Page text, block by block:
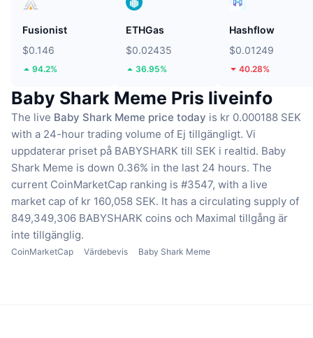
Fusionist
$0.146
94.2%
ETHGas
$0.02435
36.95%
Hashflow
$0.01249
40.28%
Baby Shark Meme Pris liveinfo
The live Baby Shark Meme price today is kr 0.000188 SEK
with a 24-hour trading volume of Ej tillgängligt. Vi
uppdaterar priset på BABYSHARK till SEK i realtid. Baby
Shark Meme is down 0.36% in the last 24 hours. The
current CoinMarketCap ranking is #3547, with a live
market cap of kr 160,058 SEK. It has a circulating supply of
849,349,306 BABYSHARK coins och Maximal tillgång är
inte tillgänglig.
CoinMarketCap Värdebevis Baby Shark Meme